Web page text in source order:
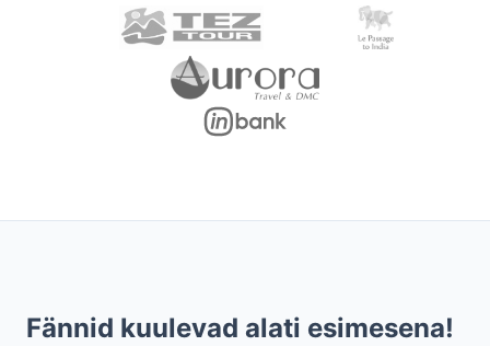
Fännid kuulevad alati esimesena!